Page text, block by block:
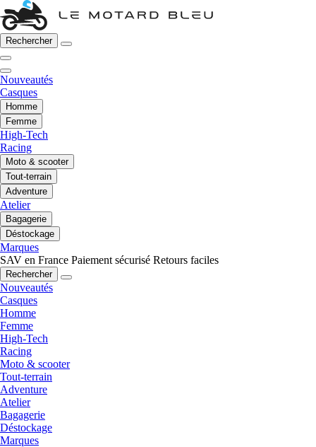
Rechercher
Nouveautés
Casques
Homme
Femme
High-Tech
Racing
Moto & scooter
Tout-terrain
Adventure
Atelier
Bagagerie
Déstockage
Marques
SAV en France Paiement sécurisé Retours faciles
Rechercher
Nouveautés
Casques
Homme
Femme
High-Tech
Racing
Moto & scooter
Tout-terrain
Adventure
Atelier
Bagagerie
Déstockage
Marques